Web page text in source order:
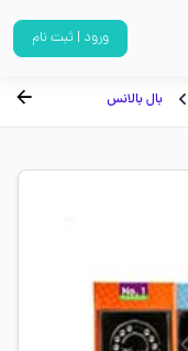
ورود | ثبت نام
بال بالانس